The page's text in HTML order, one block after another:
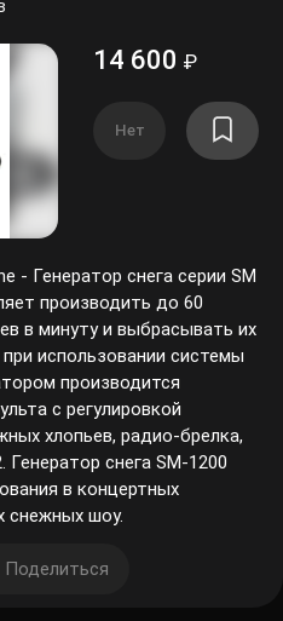
14 600 ₽
Нет
- Генератор снега серии SM
производить до 60
в минуту и выбрасывать их
использовании системы
производится
с регулировкой
хлопьев, радио-брелка,
Генератор снега SM-1200
в концертных
снежных шоу.
Поделиться